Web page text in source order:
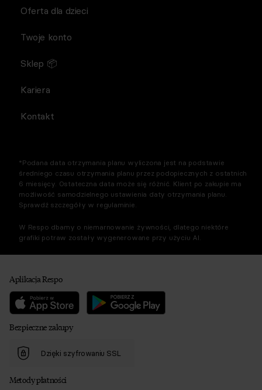
Oferta dla dzieci
Twoje konto
Sklep 📦
Kariera
Kontakt
*Podana data otrzymania planu wyliczona jest na podstawie
średniego czasu otrzymania planu przez podopiecznych z ostatnich
6 miesięcy. Ostateczna data może się różnić. Klient po zakupie ma
możliwość samodzielnego ustawienia daty otrzymania planu.
Sprawdź szczegóły w regulaminie.
W Respo dbamy o niemarnowanie żywności, dlatego niektóre
grafiki potraw zostały wygenerowane przy użyciu AI.
Aplikacja Respo
Bezpieczne zakupy
Dzięki szyfrowaniu SSL
Metody płatności